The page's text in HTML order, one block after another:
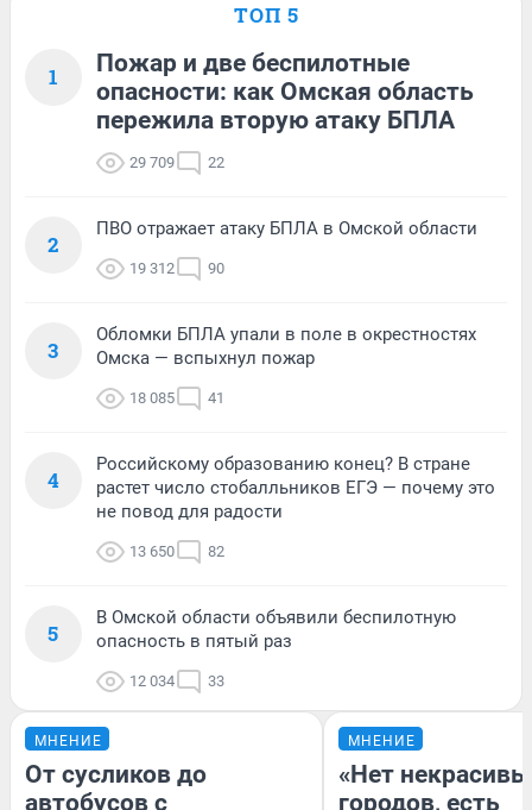
ТОП 5
1
Пожар и две беспилотные
опасности: как Омская область
пережила вторую атаку БПЛА
29 709 22
2
ПВО отражает атаку БПЛА в Омской области
19 312 90
3
Обломки БПЛА упали в поле в окрестностях
Омска — вспыхнул пожар
18 085 41
4
Российскому образованию конец? В стране
растет число стобалльников ЕГЭ — почему это
не повод для радости
13 650 82
5
В Омской области объявили беспилотную
опасность в пятый раз
12 034 33
МНЕНИЕ
От сусликов до
автобусов с
МНЕНИЕ
«Нет
городов, есть